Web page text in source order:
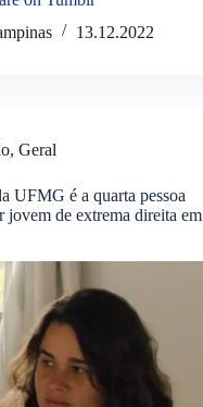
13.12.2022
, Geral
UFMG é a quarta pessoa
jovem de extrema direita em